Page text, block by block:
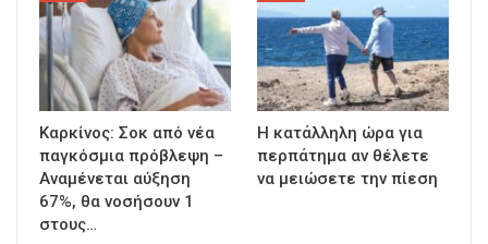
Καρκίνος: Σοκ από νέα
παγκόσμια πρόβλεψη –
Αναμένεται αύξηση
67%, θα νοσήσουν 1
στους…
Η κατάλληλη ώρα για
περπάτημα αν θέλετε
να μειώσετε την πίεση